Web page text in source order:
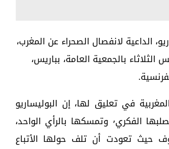
الداعية لانفصال الصحراء عن المغرب،
بالجمعية العامة، بباريس،
في تعليق لها، إن البوليساريو
تعبر مرة أخرى٬ عن تصلبها الفكري٬ وتمسكها بالرأي الواحد،
حيث تعودت أن تلف حولها الأتباع